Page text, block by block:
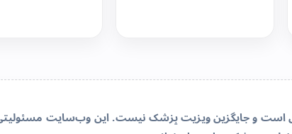
و جایگزین ویزیت پزشک نیست. این وب‌سایت مسئولیتی